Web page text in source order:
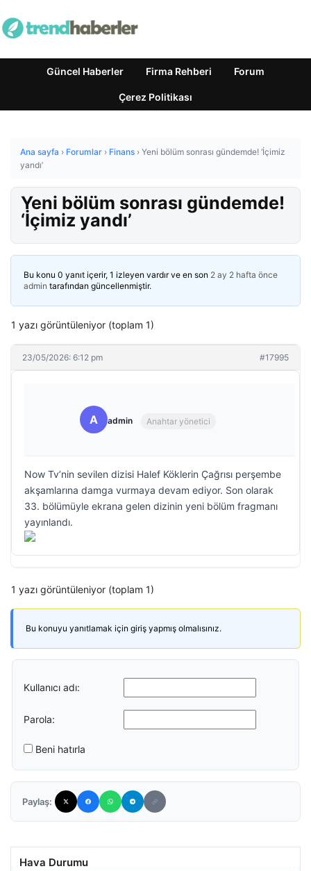
Güncel Haberler Firma Rehberi Forum
Çerez Politikası
Ana sayfa › Forumlar › Finans › Yeni bölüm sonrası gündemde! ‘İçimiz
yandı’
Yeni bölüm sonrası gündemde!
‘İçimiz yandı’
Bu konu 0 yanıt içerir, 1 izleyen vardır ve en son 2 ay 2 hafta önce
admin tarafından güncellenmiştir.
1 yazı görüntüleniyor (toplam 1)
23/05/2026: 6:12 pm #17995
A admin Anahtar yönetici
Now Tv’nin sevilen dizisi Halef Köklerin Çağrısı perşembe
akşamlarına damga vurmaya devam ediyor. Son olarak
33. bölümüyle ekrana gelen dizinin yeni bölüm fragmanı
yayınlandı.
1 yazı görüntüleniyor (toplam 1)
Bu konuyu yanıtlamak için giriş yapmış olmalısınız.
Kullanıcı adı:
Parola:
Beni hatırla
Paylaş:
Hava Durumu